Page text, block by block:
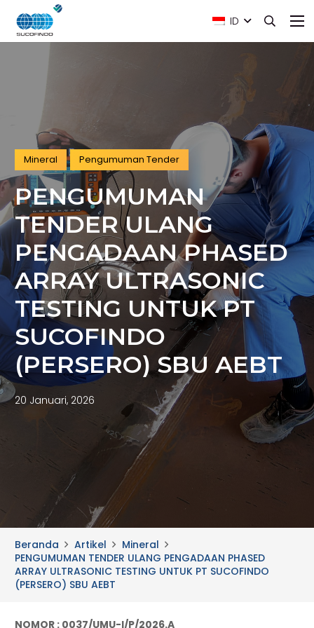
ID
Mineral Pengumuman Tender
PENGUMUMAN
TENDER ULANG
PENGADAAN PHASED
ARRAY ULTRASONIC
TESTING UNTUK PT
SUCOFINDO
(PERSERO) SBU AEBT
20 Januari, 2026
Beranda Artikel
Mineral
PENGUMUMAN TENDER ULANG PENGADAAN PHASED
ARRAY ULTRASONIC TESTING UNTUK PT SUCOFINDO
(PERSERO) SBU AEBT
NOMOR : 0037/UMU-I/P/2026.A